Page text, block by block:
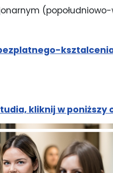
kliknij w poniższy